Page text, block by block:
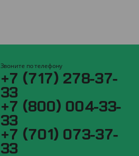
Звоните по телефону
+7 (717) 278-37-
33
+7 (800) 004-33-
33
+7 (701) 073-37-
33